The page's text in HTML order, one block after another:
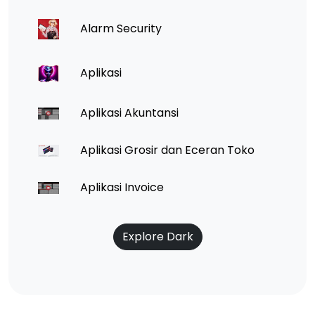
Alarm Security
Aplikasi
Aplikasi Akuntansi
Aplikasi Grosir dan Eceran Toko
Aplikasi Invoice
Explore Dark